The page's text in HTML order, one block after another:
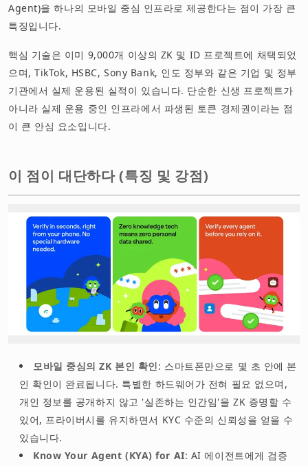
Agent)을 하나의 모바일 중심 인프라로 제공한다는 점이 가장 큰
특징입니다.
핵심 기술은 이미 9,000개 이상의 ZK 및 ID 프로젝트에 채택되었
으며, TikTok, HSBC, Sony Bank, 인도 정부와 같은 기업 및 정부
기관에서 실제 운용된 실적이 있습니다. 단순한 신생 프로젝트가
아니라 실제 운용 중인 인프라에서 파생된 토큰 경제권이라는 점
이 큰 안심 요소입니다.
이 점이 대단하다 (특징 및 강점)
모바일 중심의 ZK 본인 확인: 스마트폰만으로 몇 초 안에 본
인 확인이 완료됩니다. 특별한 하드웨어가 전혀 필요 없으며,
개인 정보를 공개하지 않고 '실존하는 인간임'을 ZK 증명할 수
있어, 프라이버시를 유지하면서 KYC 수준의 신뢰성을 얻을 수
있습니다.
Know Your Agent (KYA) for AI: AI 에이전트에게 검증